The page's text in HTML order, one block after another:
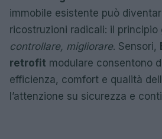
immobile esistente può
ricostruzioni radicali: il principio
controllare, migliorare. Sensori,
retrofit modulare consentono
efficienza, comfort e qualità
l’attenzione su sicurezza e